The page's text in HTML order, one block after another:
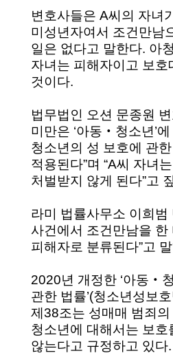
변호사들은 A씨의 자녀
미성년자여서 조건만남
일은 없다고 말한다. 아
자녀는 피해자이고 보호
것이다.
법무법인 오션 문종원 변
미만은 ‘아동‧청소년’
청소년의 성 보호에 관한
적용된다”며 “A씨 자녀
처벌받지 않게 된다”고
라미 법률사무소 이희범
사건에서 조건만남을 한
피해자로 분류된다”고
2020년 개정한 ‘아동‧
관한 법률’(청소년성보
제38조는 성매매 범죄
청소년에 대해서는 보호
않는다고 규정하고 있다.